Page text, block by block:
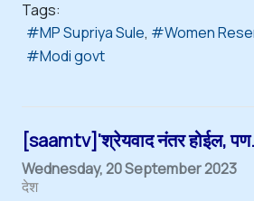
Tags:
MP Supriya Sule
Women
Modi govt
[saamtv]'श्रेयवाद नंतर होईल,
Wednesday, 20 September 2023
देश